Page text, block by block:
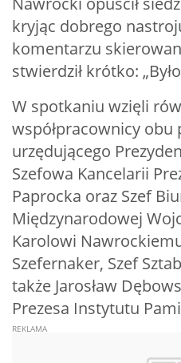
kryjąc dobrego
komentarzu
stwierdził krótko:
W spotkaniu wzięli
współpracownicy
urzędującego
Szefowa Kancelarii
Paprocka oraz Szef
Międzynarodowej
Karolowi
Szefernaker, Szef
także Jarosław
Prezesa Instytutu